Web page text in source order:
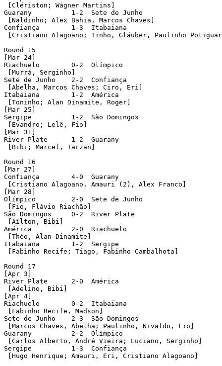
[Clériston; Wágner Martins]
Guarany		 1-2  Sete de Junho
[Naldinho; Alex Bahia, Marcos Chaves]
Confiança	 1-3  Itabaiana
[Cristiano Alagoano; Tinho, Gláuber, Paulinho
Round 15
[Mar 24]
Riachuelo	 0-2  Olímpico
[Murrá, Serginho]
Sete de Junho	 2-2  Confiança
[Abelha, Marcos Chaves; Ciro, Eri]
Itabaiana	 1-2  América
[Toninho; Alan Dinamite, Roger]
[Mar 25]
Sergipe		 1-2  São Domingos
[Evandro; Lelê, Fio]
[Mar 31]
River Plate	 1-2  Guarany
[Bibi; Marcel, Tarzan]
Round 16
[Mar 27]
Confiança	 4-0  Guarany
[Cristiano Alagoano, Amauri (2), Alex Franco]
[Mar 28]
Olímpico	 2-0  Sete de Junho
[Fio, Flávio Riachão]
São Domingos	 0-2  River Plate
[Aílton, Bibi]
América		 2-0  Riachuelo
[Théo, Alan Dinamite]
Itabaiana	 1-2  Sergipe
[Fabinho Recife; Tiago, Fabinho Cambalhota]
Round 17
[Apr 3]
River Plate	 2-0  América
[Adelino, Bibi]
[Apr 4]
Riachuelo	 0-2  Itabaiana
[Fabinho Recife, Madson]
Sete de Junho	 2-3  São Domingos
[Marcos Chaves, Abelha; Paulinho, Nivaldo, Fio]
Guarany		 2-2  Olímpico
[Carlos Alberto, André Vieira; Luciano, Serginho]
Sergipe		 1-3  Confiança
[Hugo Henrique; Amauri, Eri, Cristiano Alagoano]